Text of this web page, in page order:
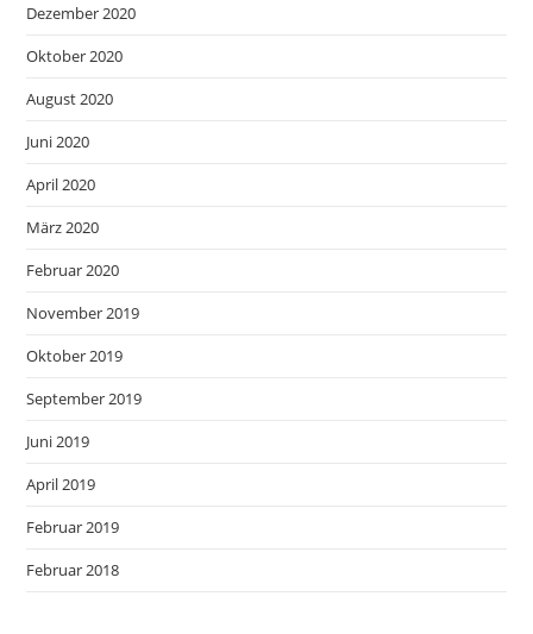
Dezember 2020
Oktober 2020
August 2020
Juni 2020
April 2020
März 2020
Februar 2020
November 2019
Oktober 2019
September 2019
Juni 2019
April 2019
Februar 2019
Februar 2018